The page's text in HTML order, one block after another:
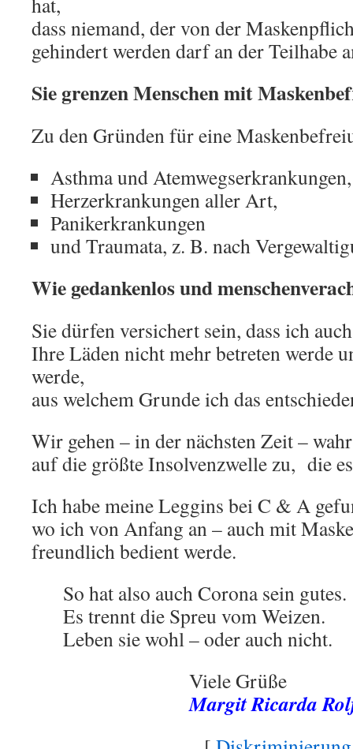
dass niemand, der von der
gehindert werden darf an der Teilhabe
Sie grenzen Menschen mit
Zu den Gründen für eine
Asthma und Atemwegserkrankungen,
Herzerkrankungen aller Art,
Panikerkrankungen
und Traumata, z. B. nach
Wie gedankenlos und
Sie dürfen versichert sein, dass ich
Ihre Läden nicht mehr betreten werde
werde,
aus welchem Grunde ich das
Wir gehen – in der nächsten Zeit –
auf die größte Insolvenzwelle zu, die
Ich habe meine Leggins bei C & A
wo ich von Anfang an – auch mit
freundlich bedient werde.
So hat also auch Corona sein gutes.
Es trennt die Spreu vom Weizen.
Leben sie wohl – oder auch nicht.
Viele Grüße
Margit Ricarda